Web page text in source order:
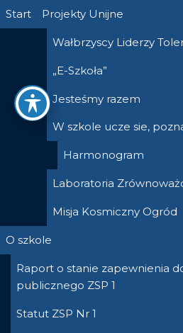
Przejdź
do
Start Projekty Unijne
Wałbrzyscy Liderzy
„E-Szkoła”
Jesteśmy razem
W szkole ucze sie,
Harmonogram
Laboratoria
Misja Kosmiczny Ogród
O szkole
Raport o stanie zapewnienia
publicznego ZSP 1
Statut ZSP Nr 1